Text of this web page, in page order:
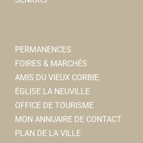
PERMANENCES
FOIRES & MARCHÉS
AMIS DU VIEUX CORBIE
ÉGLISE LA NEUVILLE
OFFICE DE TOURISME
MON ANNUAIRE DE CONTACT
PLAN DE LA VILLE